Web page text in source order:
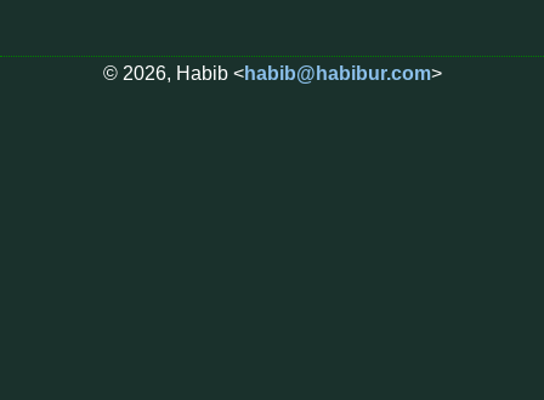
© 2026, Habib <habib@habibur.com>